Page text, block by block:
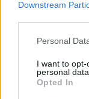
Downstream
Personal
I want to
personal data.
Opted In